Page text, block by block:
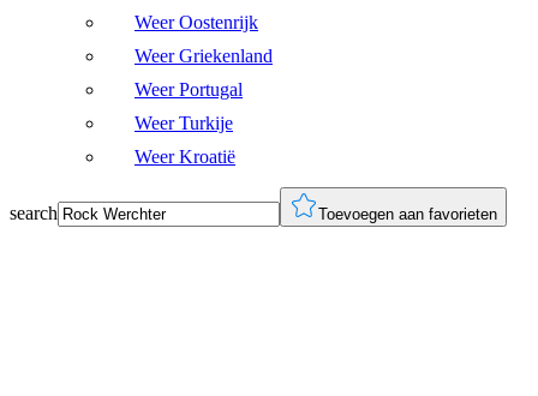
Weer Oostenrijk
Weer Griekenland
Weer Portugal
Weer Turkije
Weer Kroatië
search Toevoegen aan favorieten